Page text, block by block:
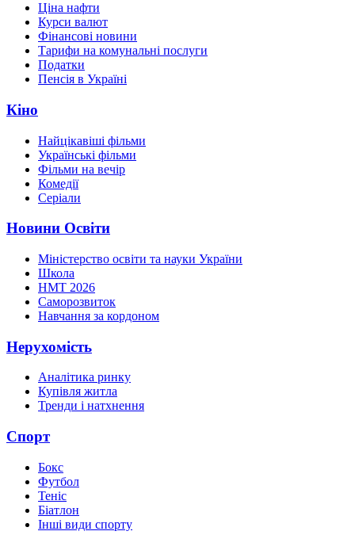
Ціна нафти
Курси валют
Фінансові новини
Тарифи на комунальні послуги
Податки
Пенсія в Україні
Кіно
Найцікавіші фільми
Українські фільми
Фільми на вечір
Комедії
Серіали
Новини Освіти
Міністерство освіти та науки України
Школа
НМТ 2026
Саморозвиток
Навчання за кордоном
Нерухомість
Аналітика ринку
Купівля житла
Тренди і натхнення
Спорт
Бокс
Футбол
Теніс
Біатлон
Інші види спорту